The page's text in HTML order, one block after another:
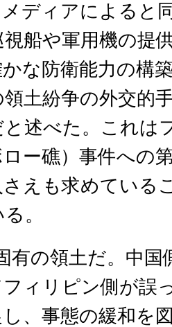
ディアによると
視船や軍用機の提
な防衛能力の構
土紛争の外交的
述べた。これは
ー礁）事件への
さえも求めている
。
有の領土だ。中国
ィリピン側が誤
、事態の緩和を